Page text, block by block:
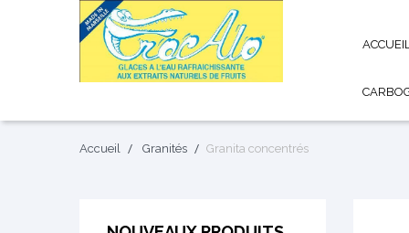
Accueil Granités Granita concentrés